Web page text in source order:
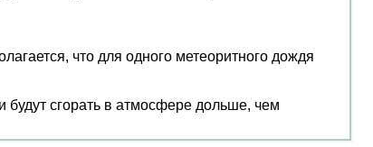
что для одного метеоритного дождя
будут сгорать в атмосфере дольше, чем